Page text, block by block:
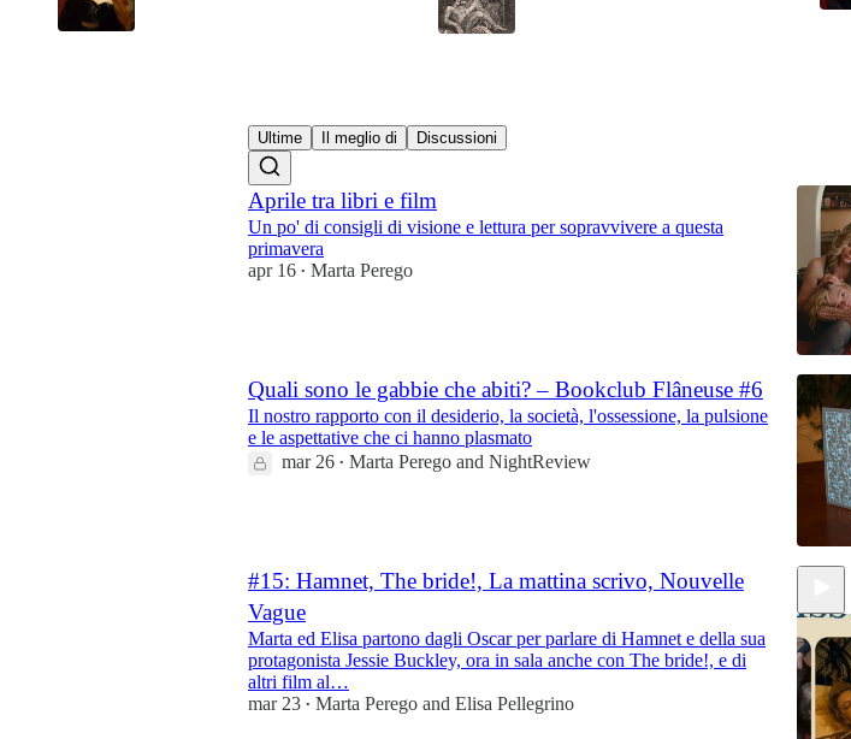
Ultime Il meglio di Discussioni
Aprile tra libri e film
Un po' di consigli di visione e lettura per sopravvivere a questa
primavera
apr 16 • Marta Perego
Quali sono le gabbie che abiti? – Bookclub Flâneuse #6
Il nostro rapporto con il desiderio, la società, l'ossessione, la pulsione
e le aspettative che ci hanno plasmato
mar 26 • Marta Perego and NightReview
#15: Hamnet, The bride!, La mattina scrivo, Nouvelle
Vague
Marta ed Elisa partono dagli Oscar per parlare di Hamnet e della sua
protagonista Jessie Buckley, ora in sala anche con The bride!, e di
altri film al…
mar 23 • Marta Perego and Elisa Pellegrino